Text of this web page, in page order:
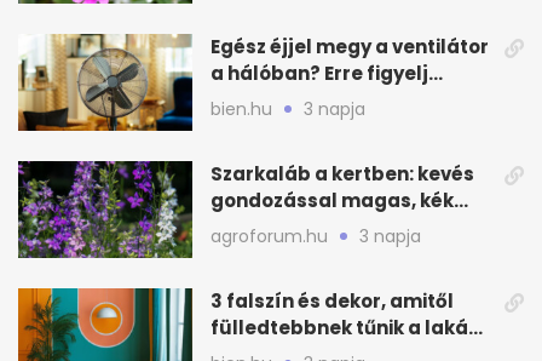
Egész éjjel megy a ventilátor
a hálóban? Erre figyelj
alvásnál nyáron
bien.hu 3 napja
Szarkaláb a kertben: kevés
gondozással magas, kék
virágfalat ad
agroforum.hu 3 napja
3 falszín és dekor, amitől
fülledtebbnek tűnik a lakás
nyáron